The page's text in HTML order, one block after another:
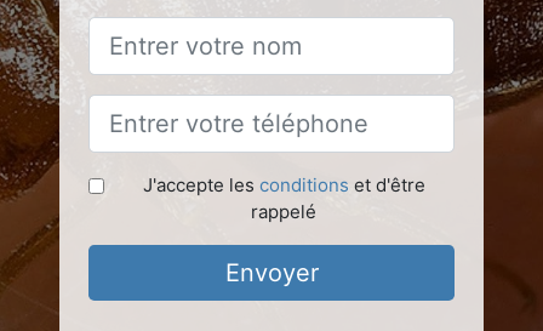
J'accepte les conditions et d'être
rappelé
Envoyer